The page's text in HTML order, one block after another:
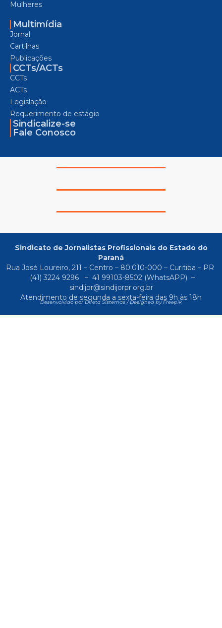
Mulheres
Multimídia
Jornal
Cartilhas
Publicações
CCTs/ACTs
CCTs
ACTs
Legislação
Requerimento de estágio
Sindicalize-se
Fale Conosco
Sindicato de Jornalistas Profissionais do Estado do
Paraná
Rua José Loureiro, 211 – Centro – 80.010-000 – Curitiba – PR
(41) 3224 9296
– 41 99103-8502(WhatsAPP) –
sindijor@sindijorpr.org.br
Atendimento de segunda a sexta-feira das 9h às 18h
Desenvolvido por Direta Sistemas /Designed by Freepik